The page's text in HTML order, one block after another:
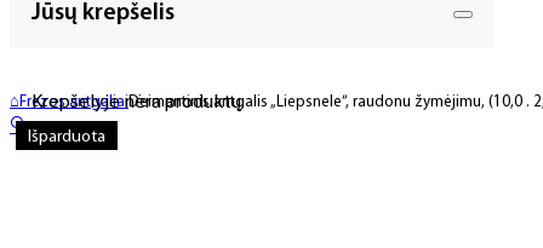
Jūsų krepšelis
Krepšelyje nėra produktų.
⌂ Frezos antgaliaiDeimantinis antgalis „Liepsnele“, raudonu žymėjimu, (10,0 .
Išparduota
🔍